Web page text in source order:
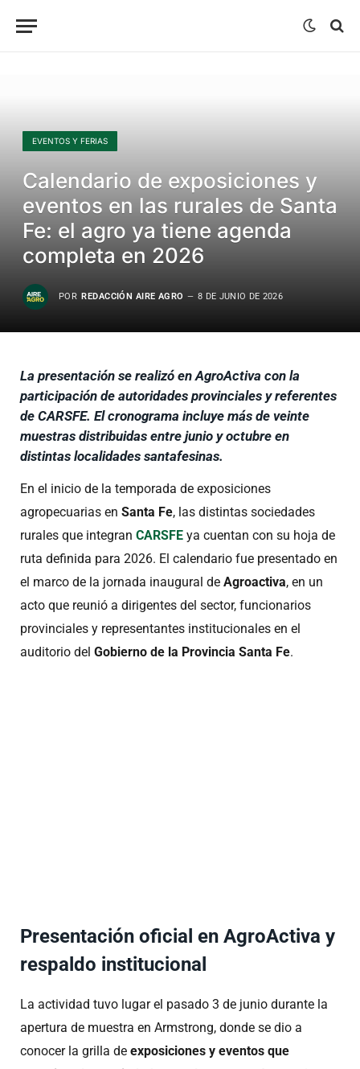
EVENTOS Y FERIAS
Calendario de exposiciones y
eventos en las rurales de Santa
Fe: el agro ya tiene agenda
completa en 2026
POR REDACCIÓN AIRE AGRO 8 DE JUNIO DE 2026
La presentación se realizó en AgroActiva con la
participación de autoridades provinciales y referentes
de CARSFE. El cronograma incluye más de veinte
muestras distribuidas entre junio y octubre en
distintas localidades santafesinas.
En el inicio de la temporada de exposiciones
agropecuarias en Santa Fe, las distintas sociedades
rurales que integran CARSFE ya cuentan con su hoja de
ruta definida para 2026. El calendario fue presentado en
el marco de la jornada inaugural de Agroactiva, en un
acto que reunió a dirigentes del sector, funcionarios
provinciales y representantes institucionales en el
auditorio del Gobierno de la Provincia Santa Fe.
Presentación oficial en AgroActiva y
respaldo institucional
La actividad tuvo lugar el pasado 3 de junio durante la
apertura de muestra en Armstrong, donde se dio a
conocer la grilla de exposiciones y eventos que